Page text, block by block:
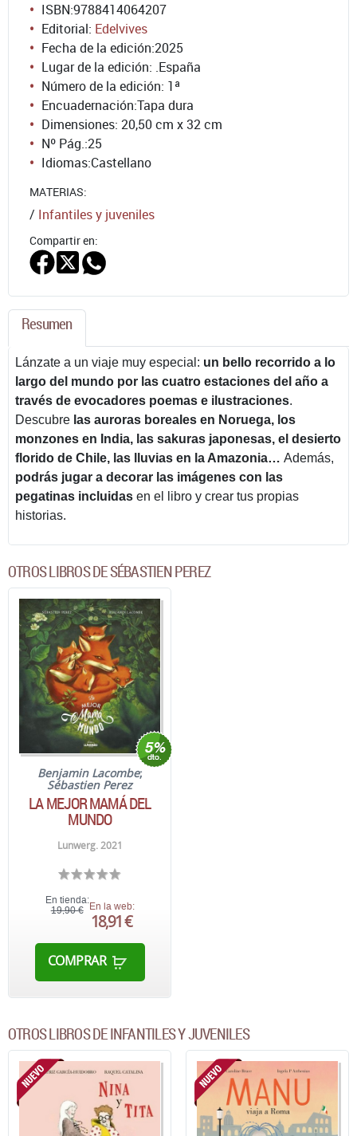
ISBN:9788414064207
Editorial: Edelvives
Fecha de la edición:2025
Lugar de la edición: .España
Número de la edición: 1ª
Encuadernación:Tapa dura
Dimensiones: 20,50 cm x 32 cm
Nº Pág.:25
Idiomas:Castellano
MATERIAS:
/ Infantiles y juveniles
Compartir en:
Resumen
Lánzate a un viaje muy especial: un bello recorrido a lo
largo del mundo por las cuatro estaciones del año a
través de evocadores poemas e ilustraciones.
Descubre las auroras boreales en Noruega, los
monzones en India, las sakuras japonesas, el desierto
florido de Chile, las lluvias en la Amazonia… Además,
podrás jugar a decorar las imágenes con las
pegatinas incluidas en el libro y crear tus propias
historias.
OTROS LIBROS DE SÉBASTIEN PEREZ
Benjamin Lacombe;
Sébastien Perez
LA MEJOR MAMÁ DEL
MUNDO
Lunwerg. 2021
En tienda:
19,90 € En la web:
18,91 €
COMPRAR
OTROS LIBROS DE INFANTILES Y JUVENILES